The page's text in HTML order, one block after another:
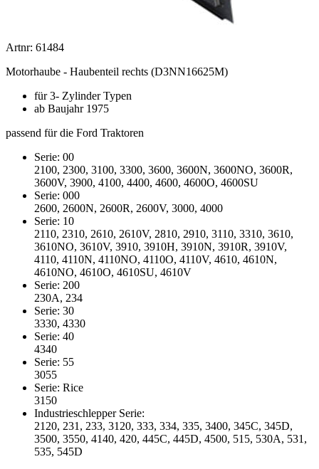
Artnr: 61484
Motorhaube - Haubenteil rechts (D3NN16625M)
für 3- Zylinder Typen
ab Baujahr 1975
passend für die Ford Traktoren
Serie: 00
2100, 2300, 3100, 3300, 3600, 3600N, 3600NO, 3600R,
3600V, 3900, 4100, 4400, 4600, 4600O, 4600SU
Serie: 000
2600, 2600N, 2600R, 2600V, 3000, 4000
Serie: 10
2110, 2310, 2610, 2610V, 2810, 2910, 3110, 3310, 3610,
3610NO, 3610V, 3910, 3910H, 3910N, 3910R, 3910V,
4110, 4110N, 4110NO, 4110O, 4110V, 4610, 4610N,
4610NO, 4610O, 4610SU, 4610V
Serie: 200
230A, 234
Serie: 30
3330, 4330
Serie: 40
4340
Serie: 55
3055
Serie: Rice
3150
Industrieschlepper Serie:
2120, 231, 233, 3120, 333, 334, 335, 3400, 345C, 345D,
3500, 3550, 4140, 420, 445C, 445D, 4500, 515, 530A, 531,
535, 545D